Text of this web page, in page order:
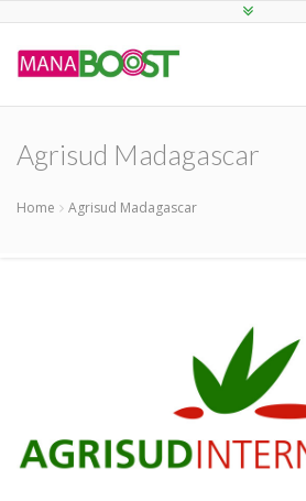
Agrisud Madagascar
Home Agrisud Madagascar